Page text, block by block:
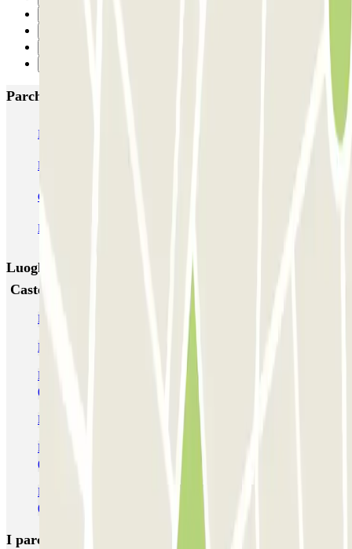
Parcheggi più popolari a Madrid
IC Alenza-Ponzano
HOMELY Azcona
Coslada (Avenida de América)
EMT Marqués de Salamanca
Luoghi ed eventi che potrebbero interessarti vicino a
Castellana 123
Parcheggi vicino al metro di Velazquez
Parcheggio alla Stazione di Madrid Atocha
Parcheggi vicino al Terminal 4 dell'Aeroporto di Madrid - Barajas
(MAD)
Parcheggi all'Aeroporto di Madrid Barajas - Adolfo Suárez (MAD)
Parcheggi vicino al Terminal 1 dell'Aeroporto di Madrid - Barajas
(MAD)
Parcheggi vicino al Terminal 3 dell'Aeroporto di Madrid - Barajas
(MAD)
I parcheggi